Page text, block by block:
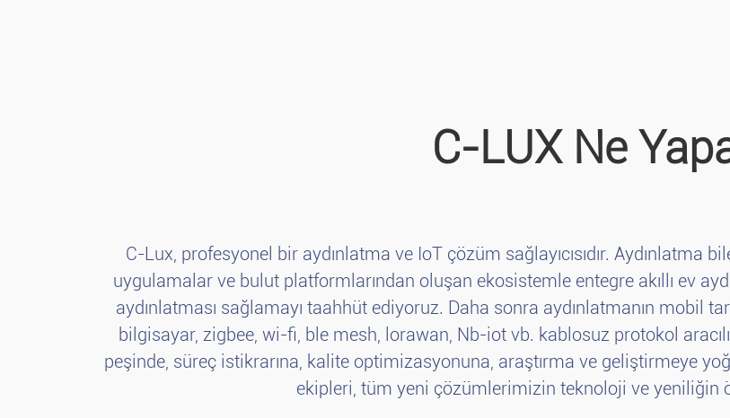
C-LUX Ne
C-Lux, profesyonel bir aydınlatma ve IoT çözüm sağlayıcısıdır. Aydınlatma
uygulamalar ve bulut platformlarından oluşan ekosistemle entegre akıllı ev
aydınlatması sağlamayı taahhüt ediyoruz. Daha sonra aydınlatmanın mobil
bilgisayar, zigbee, wi-fi, ble mesh, lorawan, Nb-iot vb. kablosuz protokol
peşinde, süreç istikrarına, kalite optimizasyonuna, araştırma ve geliştirmeye
ekipleri, tüm yeni çözümlerimizin teknoloji ve yeniliğin